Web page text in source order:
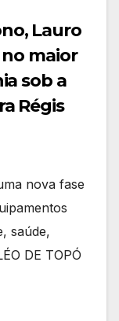
Lauro
maior
sob a
Régis
nova fase
saúde,
DE TOPÓ